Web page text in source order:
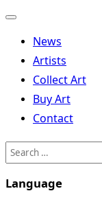
Toggle
navigationNews
Artists
Collect Art
Buy Art
Contact
Search
for:
Language